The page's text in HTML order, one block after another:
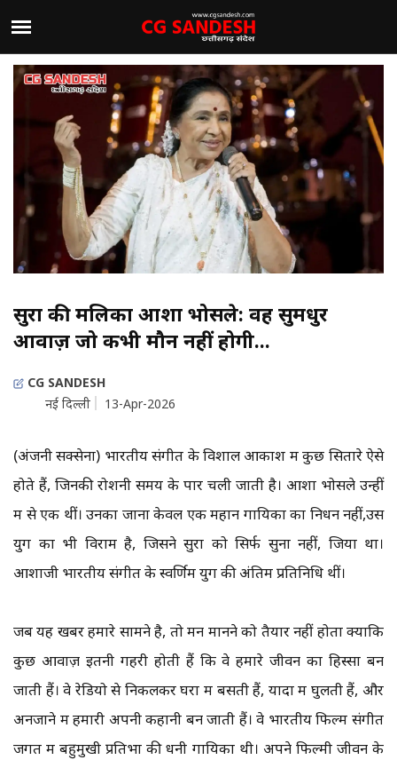
सुरों की मलिका आशा भोसले: वह सुमधुर
आवाज़ जो कभी मौन नहीं होगी...
CG SANDESH
नई दिल्ली
13-Apr-2026
(अंजनी सक्सेना) भारतीय संगीत के विशाल आकाश में कुछ सितारे ऐसे
होते हैं, जिनकी रोशनी समय के पार चली जाती है। आशा भोसले उन्हीं
में से एक थीं। उनका जाना केवल एक महान गायिका का निधन नहीं,उस
युग का भी विराम है, जिसने सुरों को सिर्फ सुना नहीं, जिया था।
आशाजी भारतीय संगीत के स्वर्णिम युग की अंतिम प्रतिनिधि थीं।
जब यह खबर हमारे सामने है, तो मन मानने को तैयार नहीं होता क्योंकि
कुछ आवाज़ें इतनी गहरी होती हैं कि वे हमारे जीवन का हिस्सा बन
जाती हैं। वे रेडियो से निकलकर घरों में बसती हैं, यादों में घुलती हैं, और
अनजाने में हमारी अपनी कहानी बन जाती हैं। वे भारतीय फिल्म संगीत
जगत में बहुमुखी प्रतिभा की धनी गायिका थी। अपने फिल्मी जीवन के